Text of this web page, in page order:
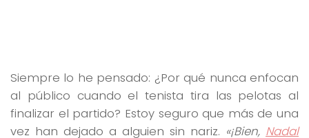
Siempre lo he pensado: ¿Por qué nunca enfocan
al público cuando el tenista tira las pelotas al
finalizar el partido? Estoy seguro que más de una
vez han dejado a alguien sin nariz. «¡Bien, Nadal